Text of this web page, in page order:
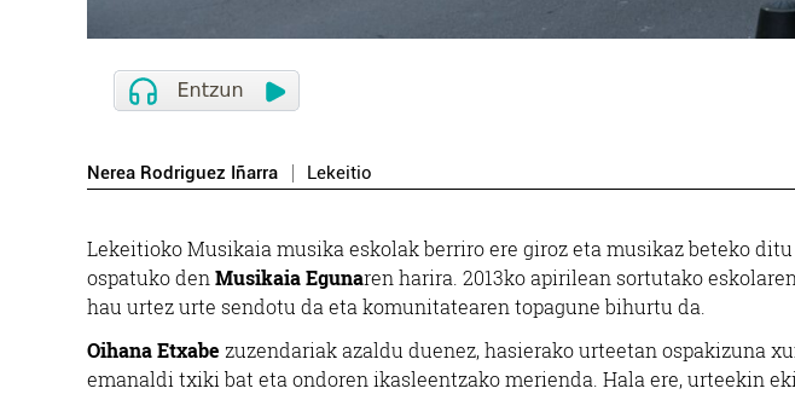
Nerea Rodriguez Iñarra Lekeitio
Lekeitioko Musikaia musika eskolak berriro ere giroz eta musikaz beteko
ospatuko den Musikaia Egunaren harira. 2013ko apirilean sortutako
hau urtez urte sendotu da eta komunitatearen topagune bihurtu da.
Oihana Etxabe zuzendariak azaldu duenez, hasierako urteetan ospakizuna
emanaldi txiki bat eta ondoren ikasleentzako merienda. Hala ere, urteekin